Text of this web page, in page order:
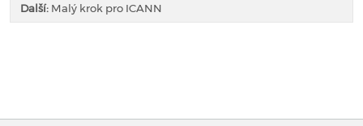
Další: Malý krok pro ICANN